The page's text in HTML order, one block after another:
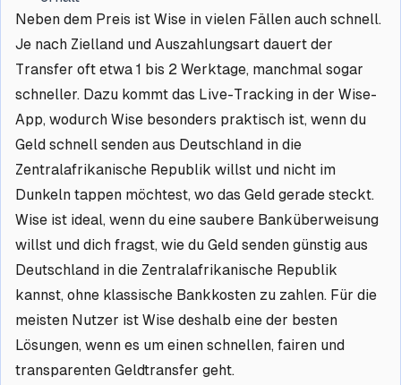
Neben dem Preis ist Wise in vielen Fällen auch schnell.
Je nach Zielland und Auszahlungsart dauert der
Transfer oft etwa 1 bis 2 Werktage, manchmal sogar
schneller. Dazu kommt das Live-Tracking in der Wise-
App, wodurch Wise besonders praktisch ist, wenn du
Geld schnell senden aus Deutschland in die
Zentralafrikanische Republik willst und nicht im
Dunkeln tappen möchtest, wo das Geld gerade steckt.
Wise ist ideal, wenn du eine saubere Banküberweisung
willst und dich fragst, wie du Geld senden günstig aus
Deutschland in die Zentralafrikanische Republik
kannst, ohne klassische Bankkosten zu zahlen. Für die
meisten Nutzer ist Wise deshalb eine der besten
Lösungen, wenn es um einen schnellen, fairen und
transparenten Geldtransfer geht.